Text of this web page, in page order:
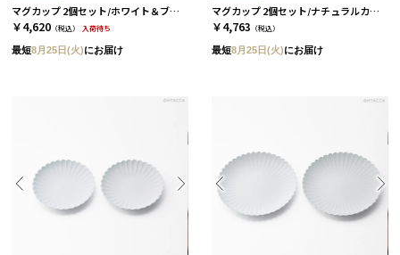
マグカップ 2個セット/ホワイト＆ブルー［モヘイム］
￥4,620 （税込） 入荷待ち
最短8月25日(火)にお届け
マグカップ 2個セット/ナチュラルカラー［コスタノバ］
￥4,763 （税込）
最短8月25日(火)にお届け